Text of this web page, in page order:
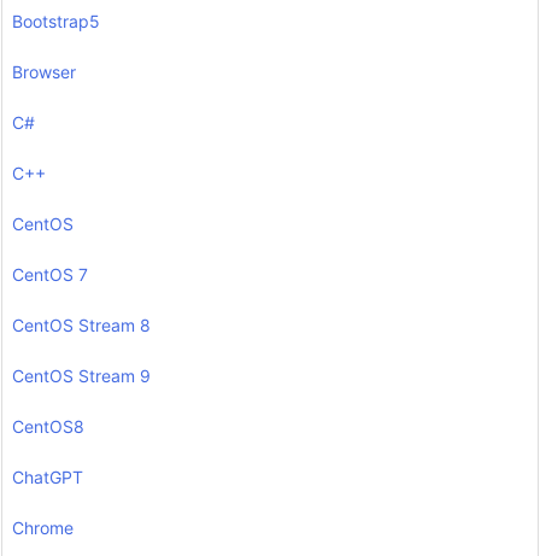
Bootstrap5
Browser
C#
C++
CentOS
CentOS 7
CentOS Stream 8
CentOS Stream 9
CentOS8
ChatGPT
Chrome